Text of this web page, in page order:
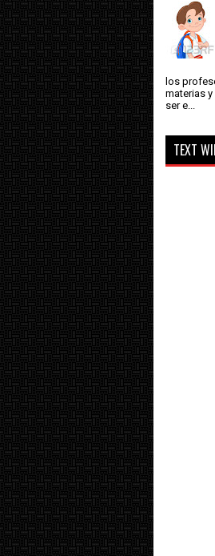
los
materias
ser e...
TEXT